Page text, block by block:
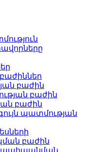
բաժին
բաժին
բաժին
պատմության
բաժին
պահպանման